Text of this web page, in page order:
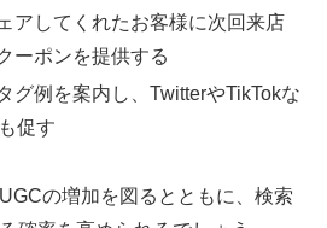
アしてくれたお客様に次回来店
ーポンを提供する
グ例を案内し、TwitterやTikTokな
促す
の増加を図るとともに、検索